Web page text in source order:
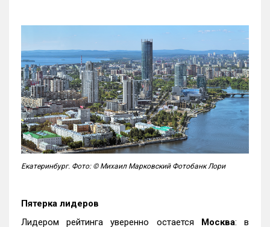
Екатеринбург. Фото: © Михаил Марковский Фотобанк Лори
Пятерка лидеров
Лидером рейтинга уверенно остается Москва: в